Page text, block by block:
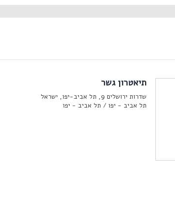
תיאטרון גשר
שדרות ירושלים 9, תל אביב-יפו, ישראל
תל אביב - יפו / תל אביב - יפו